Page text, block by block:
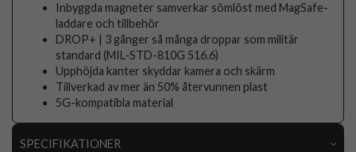
Inbyggda magneter samverkar sömlöst med MagSafe-
laddare och tillbehör
DROP+ | 3 gånger så många droppar som militär
standard (MIL-STD-810G 516.6)
Upphöjda kanter skyddar kamera och skärm
Tillverkad av mer än 50% återvunnen plast
5G-kompatibla material
SPECIFIKATIONER